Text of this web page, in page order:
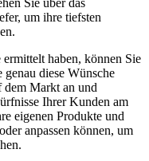
Sie über das
um ihre tiefsten
haben, können Sie​
diese Wünsche
dem Markt an und
Ihrer⁣ Kunden am
eigenen Produkte und
anpassen können, um‍